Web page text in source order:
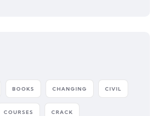
BOOKS CHANGING CIVIL
COURSES CRACK